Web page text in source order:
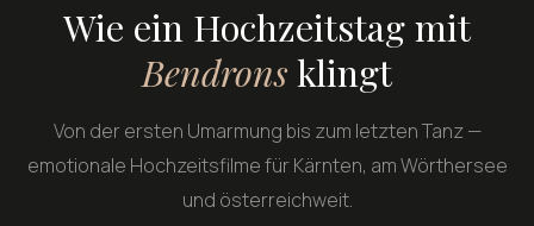
Wie ein Hochzeitstag mit
Bendronsklingt
Von der ersten Umarmung bis zum letzten Tanz —
emotionale Hochzeitsfilme für Kärnten, am Wörthersee
und österreichweit.